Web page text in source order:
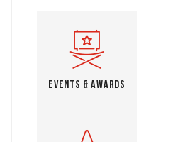
Events & Awards